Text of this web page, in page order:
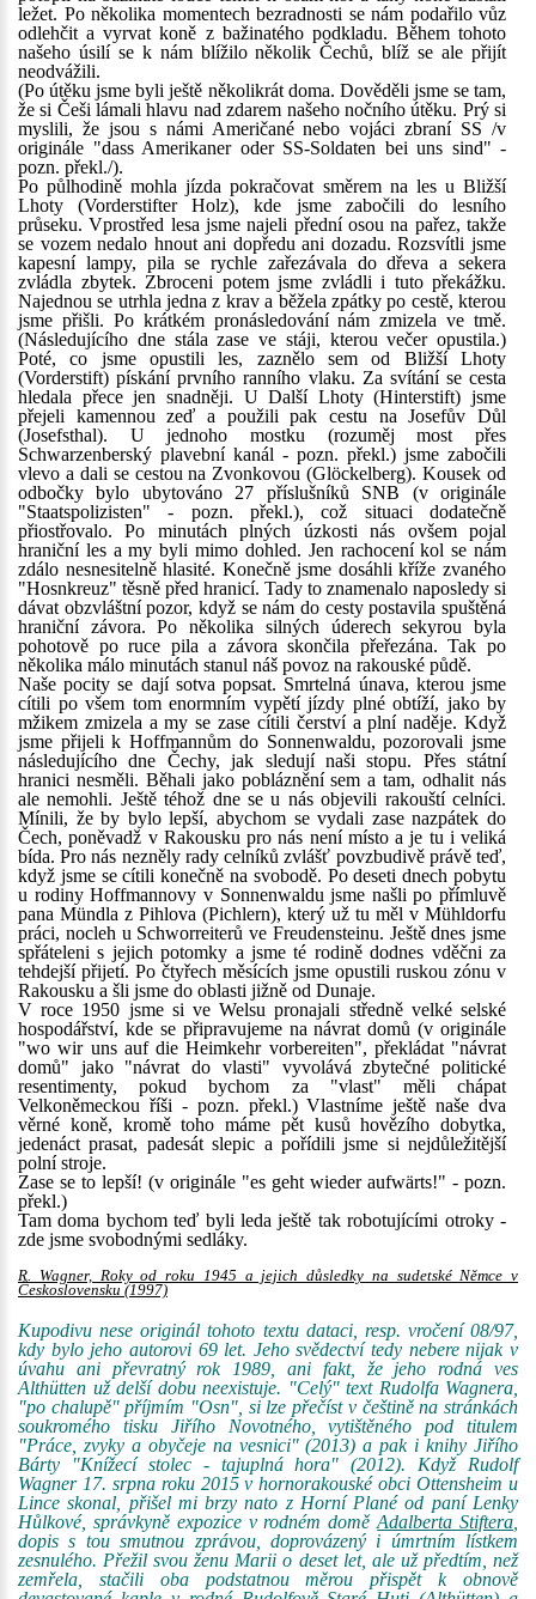
ležet. Po několika momentech bezradnosti se nám podařilo vůz
odlehčit a vyrvat koně z bažinatého podkladu. Během tohoto
našeho úsilí se k nám blížilo několik Čechů, blíž se ale přijít
neodvážili.
(Po útěku jsme byli ještě několikrát doma. Dověděli jsme se tam,
že si Češi lámali hlavu nad zdarem našeho nočního útěku. Prý si
myslili, že jsou s námi Američané nebo vojáci zbraní SS /v
originále "dass Amerikaner oder SS-Soldaten bei uns sind" -
pozn. překl./).
Po půlhodině mohla jízda pokračovat směrem na les u Bližší
Lhoty (Vorderstifter Holz), kde jsme zabočili do lesního
průseku. Vprostřed lesa jsme najeli přední osou na pařez, takže
se vozem nedalo hnout ani dopředu ani dozadu. Rozsvítli jsme
kapesní lampy, pila se rychle zařezávala do dřeva a sekera
zvládla zbytek. Zbroceni potem jsme zvládli i tuto překážku.
Najednou se utrhla jedna z krav a běžela zpátky po cestě, kterou
jsme přišli. Po krátkém pronásledování nám zmizela ve tmě.
(Následujícího dne stála zase ve stáji, kterou večer opustila.)
Poté, co jsme opustili les, zaznělo sem od Bližší Lhoty
(Vorderstift) pískání prvního ranního vlaku. Za svítání se cesta
hledala přece jen snadněji. U Další Lhoty (Hinterstift) jsme
přejeli kamennou zeď a použili pak cestu na Josefův Důl
(Josefsthal). U jednoho mostku (rozuměj most přes
Schwarzenberský plavební kanál - pozn. překl.) jsme zabočili
vlevo a dali se cestou na Zvonkovou (Glöckelberg). Kousek od
odbočky bylo ubytováno 27 příslušníků SNB (v originále
"Staatspolizisten" - pozn. překl.), což situaci dodatečně
přiostřovalo. Po minutách plných úzkosti nás ovšem pojal
hraniční les a my byli mimo dohled. Jen rachocení kol se nám
zdálo nesnesitelně hlasité. Konečně jsme dosáhli kříže zvaného
"Hosnkreuz" těsně před hranicí. Tady to znamenalo naposledy si
dávat obzvláštní pozor, když se nám do cesty postavila spuštěná
hraniční závora. Po několika silných úderech sekyrou byla
pohotově po ruce pila a závora skončila přeřezána. Tak po
několika málo minutách stanul náš povoz na rakouské půdě.
Naše pocity se dají sotva popsat. Smrtelná únava, kterou jsme
cítili po všem tom enormním vypětí jízdy plné obtíží, jako by
mžikem zmizela a my se zase cítili čerství a plní naděje. Když
jsme přijeli k Hoffmannům do Sonnenwaldu, pozorovali jsme
následujícího dne Čechy, jak sledují naši stopu. Přes státní
hranici nesměli. Běhali jako pobláznění sem a tam, odhalit nás
ale nemohli. Ještě téhož dne se u nás objevili rakouští celníci.
Mínili, že by bylo lepší, abychom se vydali zase nazpátek do
Čech, poněvadž v Rakousku pro nás není místo a je tu i veliká
bída. Pro nás nezněly rady celníků zvlášť povzbudivě právě teď,
když jsme se cítili konečně na svobodě. Po deseti dnech pobytu
u rodiny Hoffmannovy v Sonnenwaldu jsme našli po přímluvě
pana Mündla z Pihlova (Pichlern), který už tu měl v Mühldorfu
práci, nocleh u Schworreiterů ve Freudensteinu. Ještě dnes jsme
spřáteleni s jejich potomky a jsme té rodině dodnes vděčni za
tehdejší přijetí. Po čtyřech měsících jsme opustili ruskou zónu v
Rakousku a šli jsme do oblasti jižně od Dunaje.
V roce 1950 jsme si ve Welsu pronajali středně velké selské
hospodářství, kde se připravujeme na návrat domů (v originále
"wo wir uns auf die Heimkehr vorbereiten", překládat "návrat
domů" jako "návrat do vlasti" vyvolává zbytečné politické
resentimenty, pokud bychom za "vlast" měli chápat
Velkoněmeckou říši - pozn. překl.) Vlastníme ještě naše dva
věrné koně, kromě toho máme pět kusů hovězího dobytka,
jedenáct prasat, padesát slepic a pořídili jsme si nejdůležitější
polní stroje.
Zase se to lepší! (v originále "es geht wieder aufwärts!" - pozn.
překl.)
Tam doma bychom teď byli leda ještě tak robotujícími otroky -
zde jsme svobodnými sedláky.
R. Wagner, Roky od roku 1945 a jejich důsledky na sudetské Němce v
Československu (1997)
Kupodivu nese originál tohoto textu dataci, resp. vročení 08/97,
kdy bylo jeho autorovi 69 let. Jeho svědectví tedy nebere nijak v
úvahu ani převratný rok 1989, ani fakt, že jeho rodná ves
Althütten už delší dobu neexistuje. "Celý" text Rudolfa Wagnera,
"po chalupě" příjmím "Osn", si lze přečíst v češtině na stránkách
soukromého tisku Jiřího Novotného, vytištěného pod titulem
"Práce, zvyky a obyčeje na vesnici" (2013) a pak i knihy Jiřího
Bárty "Knížecí stolec - tajuplná hora" (2012). Když Rudolf
Wagner 17. srpna roku 2015 v hornorakouské obci Ottensheim u
Lince skonal, přišel mi brzy nato z Horní Plané od paní Lenky
Hůlkové, správkyně expozice v rodném doměAdalberta Stiftera
dopis s tou smutnou zprávou, doprovázený i úmrtním lístkem
zesnulého. Přežil svou ženu Marii o deset let, ale už předtím, než
zemřela, stačili oba podstatnou měrou přispět k obnově